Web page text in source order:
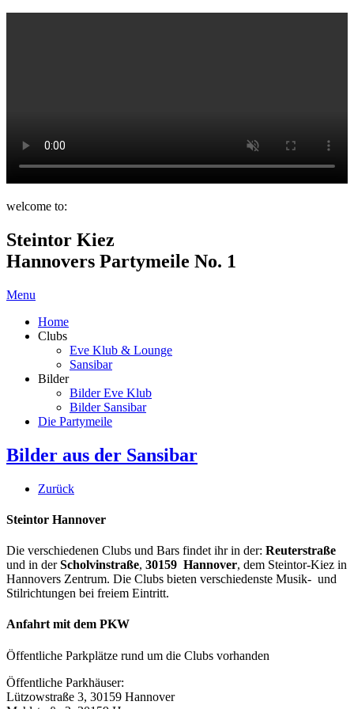
welcome to:
Steintor Kiez
Hannovers Partymeile No. 1
Menu
Home
Clubs
Eve Klub & Lounge
Sansibar
Bilder
Bilder Eve Klub
Bilder Sansibar
Die Partymeile
Bilder aus der Sansibar
Zurück
Steintor Hannover
Die verschiedenen Clubs und Bars findet ihr in der: Reuterstraße
und in derScholvinstraße, 30159 Hannover, dem Steintor-Kiez in
Hannovers Zentrum. Die Clubs bieten verschiedenste Musik- und
Stilrichtungen bei freiem Eintritt.
Anfahrt mit dem PKW
Öffentliche Parkplätze rund um die Clubs vorhanden
Öffentliche Parkhäuser:
Lützowstraße 3, 30159 Hannover